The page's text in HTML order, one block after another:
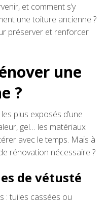
et comment s’y
une toiture ancienne ?
préserver et renforcer
une
?
plus exposés d’une
gel… les matériaux
avec le temps. Mais à
rénovation nécessaire ?
de vétusté
: tuiles cassées ou